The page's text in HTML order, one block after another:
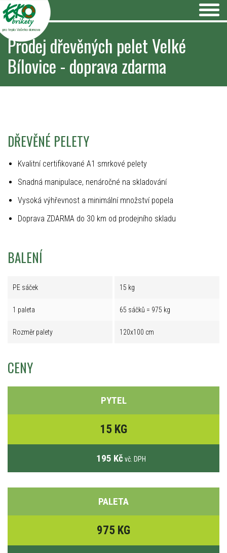
pro teplo Vašeho domova
Prodej dřevěných pelet Velké
Bílovice - doprava zdarma
DŘEVĚNÉ PELETY
Kvalitní certifikované A1 smrkové pelety
Snadná manipulace, nenáročné na skladování
Vysoká výhřevnost a minimální množství popela
Doprava ZDARMA do 30 km od prodejního skladu
BALENÍ
PE sáček 15 kg
1 paleta 65 sáčků = 975 kg
Rozměr palety 120x100 cm
CENY
PYTEL
15 KG
195 Kč vč. DPH
PALETA
975 KG